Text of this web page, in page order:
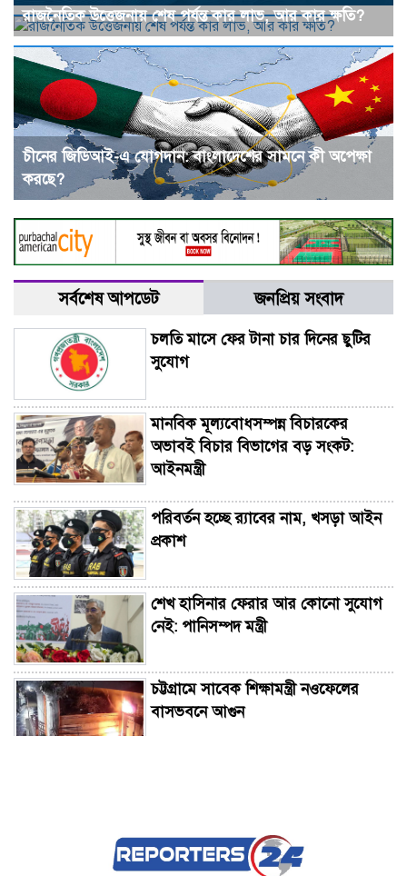
রাজনৈতিক উত্তেজনায় শেষ পর্যন্ত কার লাভ, আর কার ক্ষতি?
চীনের জিডিআই-এ যোগদান: বাংলাদেশের সামনে কী অপেক্ষা
করছে?
সর্বশেষ আপডেট জনপ্রিয় সংবাদ
চলতি মাসে ফের টানা চার দিনের ছুটির
সুযোগ
মানবিক মূল্যবোধসম্পন্ন বিচারকের
অভাবই বিচার বিভাগের বড় সংকট:
আইনমন্ত্রী
পরিবর্তন হচ্ছে র‌্যাবের নাম, খসড়া আইন
প্রকাশ
শেখ হাসিনার ফেরার আর কোনো সুযোগ
নেই: পানিসম্পদ মন্ত্রী
চট্টগ্রামে সাবেক শিক্ষামন্ত্রী নওফেলের
বাসভবনে আগুন
গণমাধ্যম এখনো প্রকৃত অর্থে স্বাধীন নয়: